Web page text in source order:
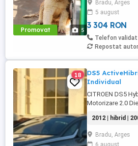
Promovat 5
Puii provin din
temperament
extrem de
în mediu curat, cu
nutriție ...
Bradu, Arges
5 august
3 304 RON
Telefon validat
Repostat
18
DS5
Individual
CITROEN DS5
Motorizare 2.0
2012 . Cutie
Padele F1 .
Plafon
2012 | hibrid |
Bradu, Arges
6 august